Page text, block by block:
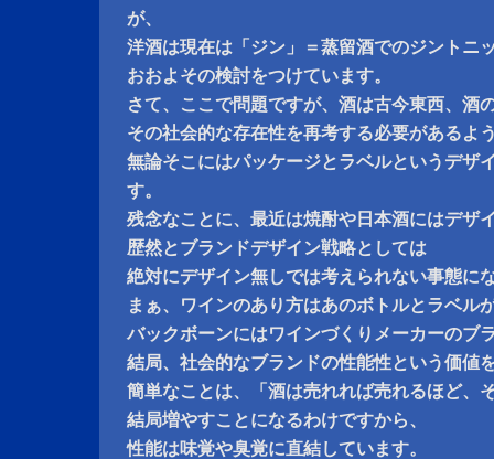
が、
洋酒は現在は「ジン」＝蒸留酒でのジントニ
おおよその検討をつけています。
さて、ここで問題ですが、酒は古今東西、酒
その社会的な存在性を再考する必要があるよ
無論そこにはパッケージとラベルというデザ
す。
残念なことに、最近は焼酎や日本酒にはデザ
歴然とブランドデザイン戦略としては
絶対にデザイン無しでは考えられない事態に
まぁ、ワインのあり方はあのボトルとラベル
バックボーンにはワインづくりメーカーのブ
結局、社会的なブランドの性能性という価値
簡単なことは、「酒は売れれば売れるほど、
結局増やすことになるわけですから、
性能は味覚や臭覚に直結しています。